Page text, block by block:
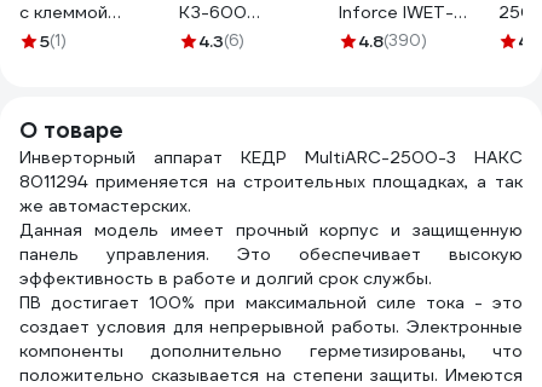
с клеммой
заземления HAKIS
5(1)
КЗ-600
струбцина Дока
4.3(6)
Inforce IWET-
3050M
4.8(390) 4.3
О товаре
Инверторный аппарат КЕДР MultiARC-2500-3 НАКС
8011294 применяется на строительных площадках, а так
же автомастерских.
Данная модель имеет прочный корпус и защищенную
панель управления. Это обеспечивает высокую
эффективность в работе и долгий срок службы.
ПВ достигает 100% при максимальной силе тока - это
создает условия для непрерывной работы. Электронные
компоненты дополнительно герметизированы, что
положительно сказывается на степени защиты. Имеются